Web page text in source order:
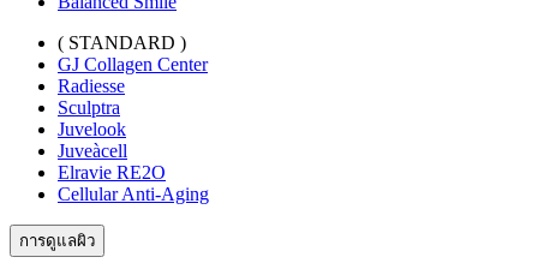
( STANDARD )
GJ Collagen Center
Radiesse
Sculptra
Juvelook
Juveàcell
Elravie RE2O
Cellular Anti-Aging
การดูแลผิว